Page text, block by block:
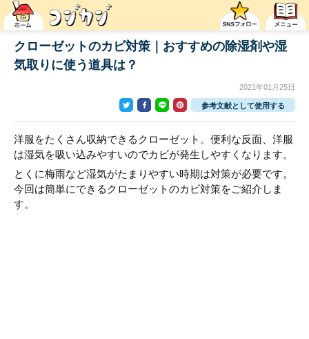
クローゼットのカビ対策｜おすすめの除湿剤や湿
気取りに使う道具は？
2021年01月25日
参考文献として使用する
洋服をたくさん収納できるクローゼット。便利な反面、洋服
は湿気を吸い込みやすいのでカビが発生しやすくなります。
とくに梅雨など湿気がたまりやすい時期は対策が必要です。
今回は簡単にできるクローゼットのカビ対策をご紹介しま
す。